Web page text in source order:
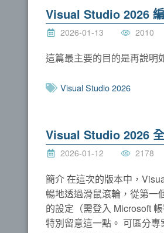
Visual Studio 2026
2026-01-13 2010
這篇最主要的目的是再說明
Visual Studio 2026
Visual Studio 2026
2026-01-12 2178
簡介 在這次的版本中，
暢地透過滑鼠滾輪，從第一
的設定（需登入 Microsoft
特別留意這一點。 可區分